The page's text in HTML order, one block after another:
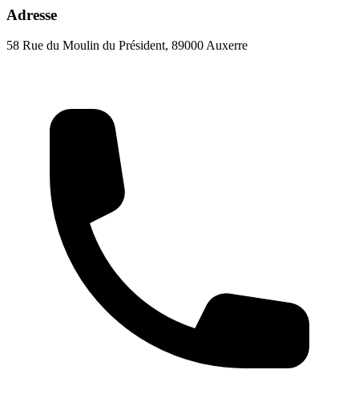
Adresse
58 Rue du Moulin du Président, 89000 Auxerre